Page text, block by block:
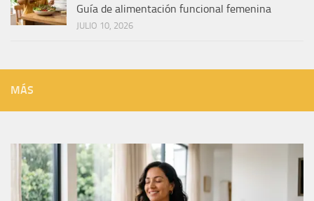
Guía de alimentación funcional femenina
JULIO 10, 2026
MÁS